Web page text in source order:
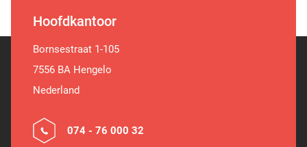
Hoofdkantoor
Bornsestraat 1-105
7556 BA Hengelo
Nederland
074 - 76 000 32